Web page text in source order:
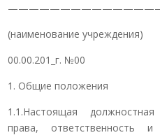
(наименование учреждения)
00.00.201_г. №00
1. Общие положения
1.1.Настоящая
права, ответственность